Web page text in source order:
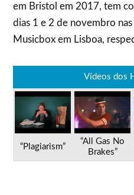
em Bristol em 2017, tem
dias 1 e 2 de novembro
Musicbox em Lisboa,
Vídeos dos
“Plagiarism”
“All Gas No
Brakes”